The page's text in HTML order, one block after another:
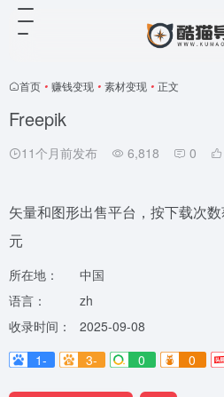
首页 • 赚钱变现 • 素材变现 • 正文
Freepik
11个月前发布 6,818 0
矢量和图形出售平台，按下载次
元
所在地：
中国
语言：
zh
收录时间：
2025-09-08
1-
3- 0 0